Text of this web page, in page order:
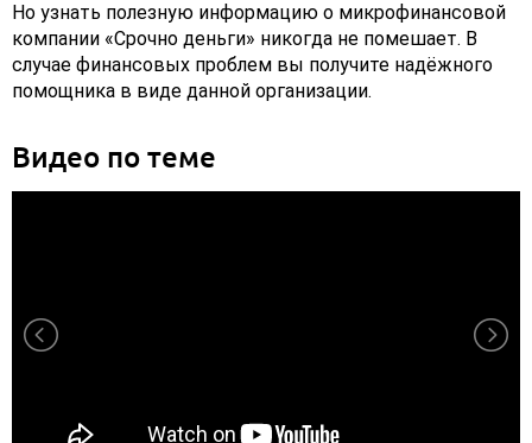
Но узнать полезную информацию о микрофинансовой
компании «Срочно деньги» никогда не помешает. В
случае финансовых проблем вы получите надёжного
помощника в виде данной организации.
Видео по теме